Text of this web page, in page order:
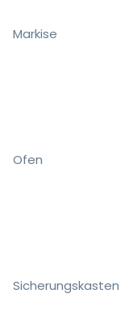
Markise
Ofen
Sicherungskasten